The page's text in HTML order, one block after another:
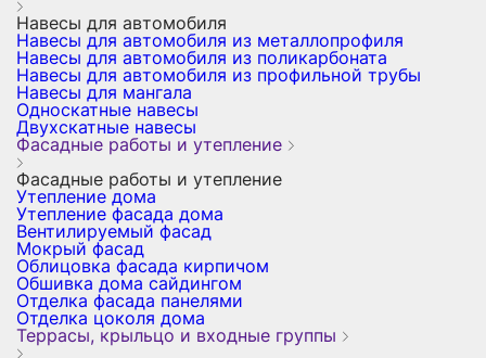
Навесы для автомобиля
Навесы для автомобиля из металлопрофиля
Навесы для автомобиля из поликарбоната
Навесы для автомобиля из профильной трубы
Навесы для мангала
Односкатные навесы
Двухскатные навесы
Фасадные работы и утепление
Фасадные работы и утепление
Утепление дома
Утепление фасада дома
Вентилируемый фасад
Мокрый фасад
Облицовка фасада кирпичом
Обшивка дома сайдингом
Отделка фасада панелями
Отделка цоколя дома
Террасы, крыльцо и входные группы